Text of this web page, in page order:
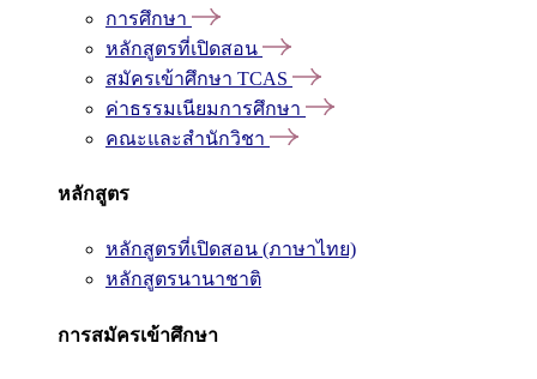
การศึกษา
หลักสูตรที่เปิดสอน
สมัครเข้าศึกษา TCAS
ค่าธรรมเนียมการศึกษา
คณะและสำนักวิชา
หลักสูตร
หลักสูตรที่เปิดสอน (ภาษาไทย)
หลักสูตรนานาชาติ
การสมัครเข้าศึกษา